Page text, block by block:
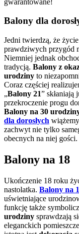
Balony dla
Jedni twierdzą, że
prawdziwych przygód
Niemniej jednak
tradycją. Balony z
urodziny to
Coraz częściej
„Balony 21” skłaniają
przekroczenie progu
Balony na 30
dla dorosłych
zachwyt nie tylko
obecnych na niej gości.
Balony na 18
Ukończenie 18 roku
nastolatka. Balony na
uświetniające
funkcję także
urodziny sprawdzają
eleganckich